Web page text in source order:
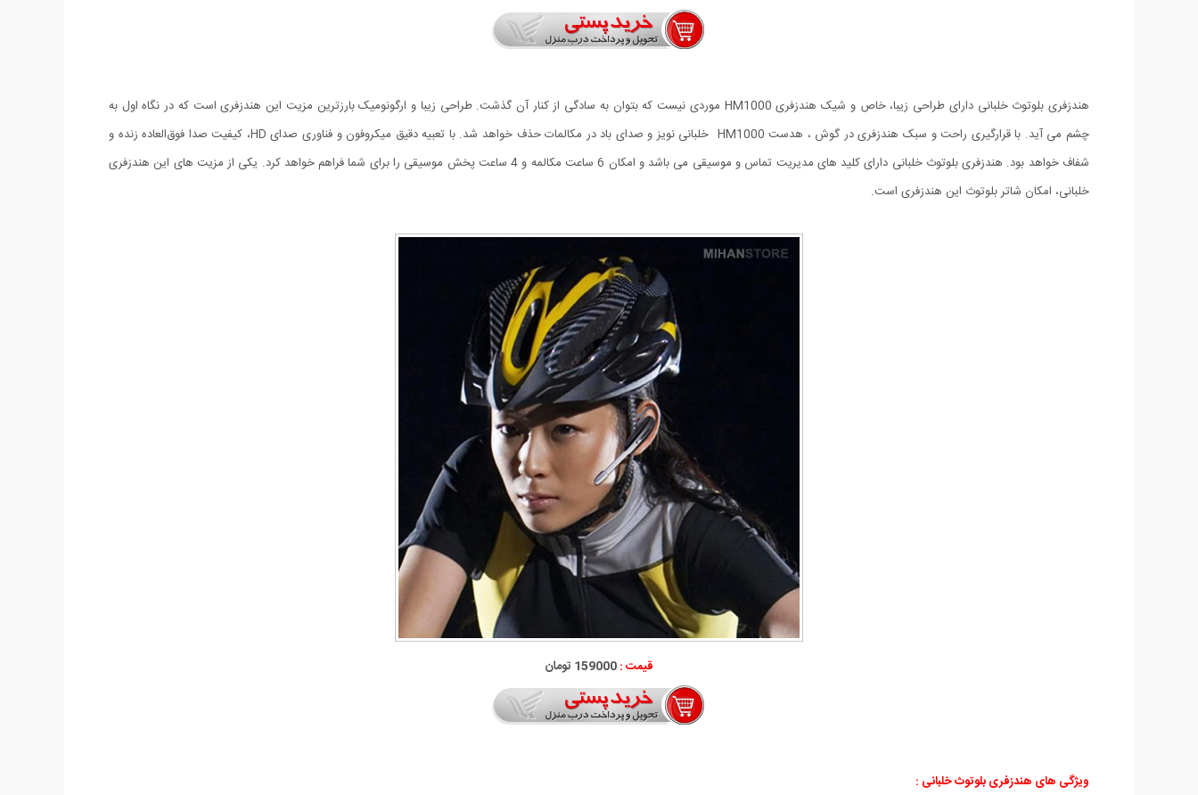
هندزفری بلوتوث خلبانی دارای طراحی زیبا، خاص و شیک هندزفری HM1000 موردی نیست که بتوان به سادگی از کنار آن گذشت. طراحی زیبا و ارگونومیک بارزترین مزیت این هندزفری است که در نگاه اول به
چشم می آید. با قرارگیری راحت و سبک هندزفری در گوش ، هدست HM1000 خلبانی نویز و صدای باد در مکالمات حذف خواهد شد. با تعبیه دقیق میکروفون و فناوری صدای HD، کیفیت صدا فوق‌العاده زنده و
شفاف خواهد بود. هندزفری بلوتوث خلبانی دارای کلید های مدیریت تماس و موسیقی می باشد و امکان 6 ساعت مکالمه و 4 ساعت پخش موسیقی را برای شما فراهم خواهد کرد. یکی از مزیت های این هندزفری
خلبانی، امکان شاتر بلوتوث این هندزفری است.
قیمت :159000 تومان
ویژگی های هندزفری بلوتوث خلبانی :